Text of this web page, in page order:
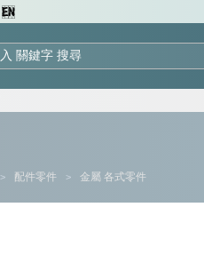
> 配件零件 > 金屬 各式零件